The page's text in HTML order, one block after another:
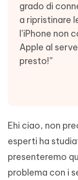
grado di
a ripristinare
l’iPhone non
Apple al
presto!”
Ehi ciao, non
esperti ha
presenteremo
problema con i